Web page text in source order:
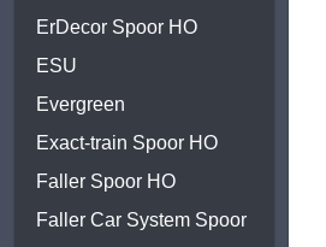
ErDecor Spoor HO
ESU
Evergreen
Exact-train Spoor HO
Faller Spoor HO
Faller Car System Spoor